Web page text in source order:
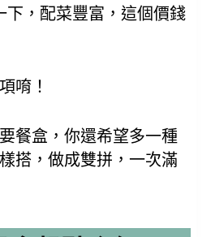
下，配菜豐富，這個價錢
唷！
餐盒，你還希望多一種
搭，做成雙拼，一次滿